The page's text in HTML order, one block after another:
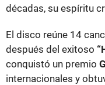
décadas, su espíritu
El disco reúne 14
después del exitoso
conquistó un premio
internacionales y